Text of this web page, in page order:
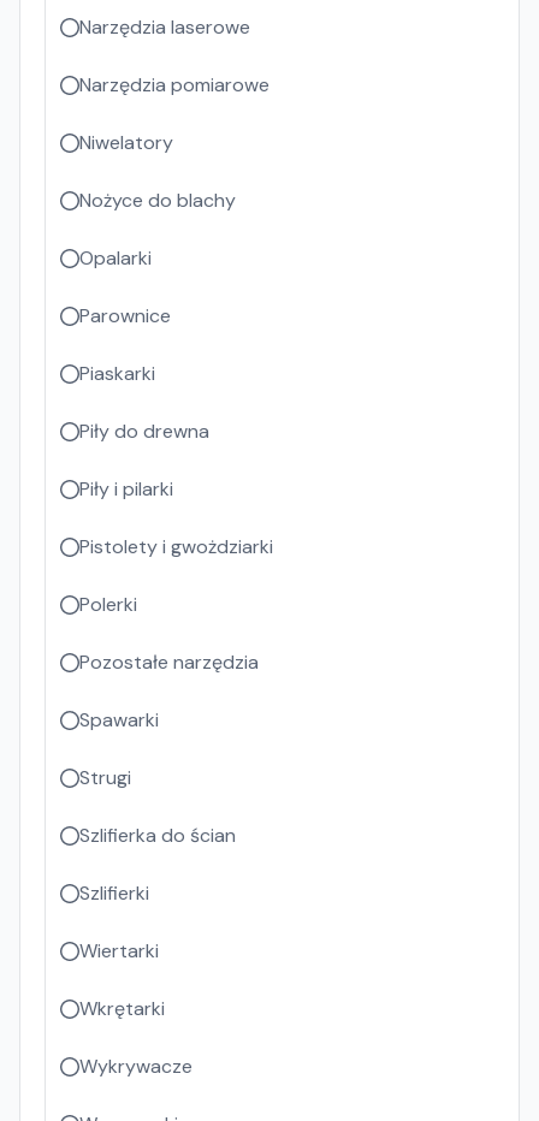
Narzędzia laserowe
Narzędzia pomiarowe
Niwelatory
Nożyce do blachy
Opalarki
Parownice
Piaskarki
Piły do drewna
Piły i pilarki
Pistolety i gwożdziarki
Polerki
Pozostałe narzędzia
Spawarki
Strugi
Szlifierka do ścian
Szlifierki
Wiertarki
Wkrętarki
Wykrywacze